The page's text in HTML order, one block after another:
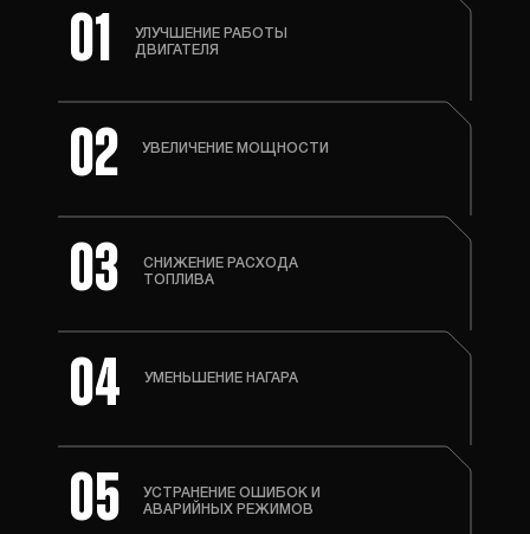
01
УЛУЧШЕНИЕ РАБОТЫ
ДВИГАТЕЛЯ
02 УВЕЛИЧЕНИЕ МОЩНОСТИ
03
СНИЖЕНИЕ РАСХОДА
ТОПЛИВА
04 УМЕНЬШЕНИЕ НАГАРА
05
УСТРАНЕНИЕ ОШИБОК И
АВАРИЙНЫХ РЕЖИМОВ